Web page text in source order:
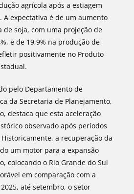
agrícola após a estiagem
A expectativa é de um aumento
de soja, com uma projeção de
e de 19,9% na produção de
positivamente no Produto
pelo Departamento de
da Secretaria de Planejamento,
destaca que esta aceleração
observado após períodos
a recuperação da
um motor para a expansão
colocando o Rio Grande do Sul
em comparação com a
até setembro, o setor